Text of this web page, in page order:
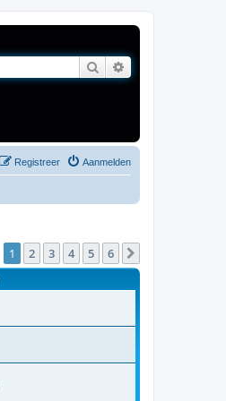
Zoek
Aanmelden
Registreer
1 2 3 4 5 6